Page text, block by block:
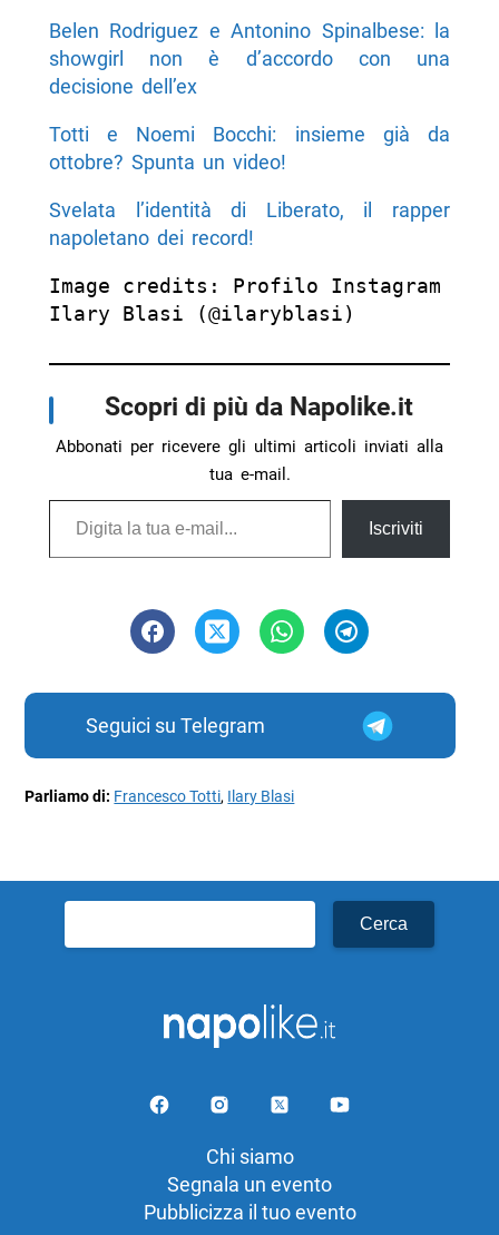
Belen Rodriguez e Antonino Spinalbese: la
showgirl non è d’accordo con una
decisione dell’ex
Totti e Noemi Bocchi: insieme già da
ottobre? Spunta un video!
Svelata l’identità di Liberato, il rapper
napoletano dei record!
Image credits: Profilo Instagram
Ilary Blasi (@ilaryblasi)
Scopri di più da Napolike.it
Abbonati per ricevere gli ultimi articoli inviati alla
tua e-mail.
Digita la tua e-mail...
Iscriviti
Seguici su Telegram
Parliamo di: Francesco Totti, Ilary Blasi
per:
Chi siamo
Segnala un evento
Pubblicizza il tuo evento